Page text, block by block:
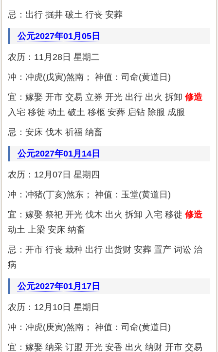
忌：出行 掘井 破土 行丧 安葬
公元2027年01月05日
农历：11月28日 星期二
冲：冲虎(戊寅)煞南； 神值：司命(黄道日)
宜：嫁娶 开市 交易 立券 开光 出行 出火 拆卸 修造
入宅 移徙 动土 破土 移柩 安葬 启钻 除服 成服
忌：安床 伐木 祈福 纳畜
公元2027年01月14日
农历：12月07日 星期四
冲：冲猪(丁亥)煞东； 神值：玉堂(黄道日)
宜：嫁娶 祭祀 开光 伐木 出火 拆卸 入宅 移徙 修造
动土 上梁 安床 纳畜
忌：开市 行丧 栽种 出行 出货财 安葬 置产 词讼 治
病
公元2027年01月17日
农历：12月10日 星期日
冲：冲虎(庚寅)煞南； 神值：司命(黄道日)
宜：嫁娶 纳采 订盟 开光 安香 出火 纳财 开市 交易